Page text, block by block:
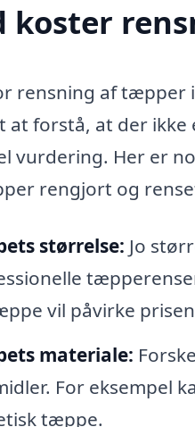
koster
rensning af
at forstå, at der
vurdering. Her er
rengjort og
størrelse: Jo
vil påvirke
materiale:
For eksempel
tæppe.